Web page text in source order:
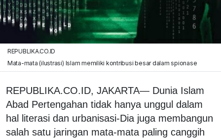
REPUBLIKA.CO.ID
Mata-mata (ilustrasi) Islam memiliki kontribusi besar dalam spionase
REPUBLIKA.CO.ID, JAKARTA— Dunia Islam
Abad Pertengahan tidak hanya unggul dalam
hal literasi dan urbanisasi-Dia juga membangun
salah satu jaringan mata-mata paling canggih